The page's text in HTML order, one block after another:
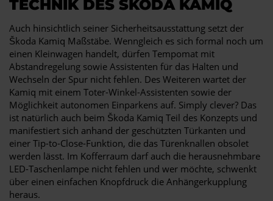
TECHNIK DES ŠKODA KAMIQ
Auch hinsichtlich seiner Sicherheitsausstattung setzt der
Škoda Kamiq Maßstäbe. Wenngleich es sich formal noch um
einen Kleinwagen handelt, dürfen Tempomat mit
Abstandregelung sowie Assistenten für das Halten und
Wechseln der Spur nicht fehlen. Des Weiteren wartet der
Kamiq mit einem Toter-Winkel-Assistenten sowie der
Möglichkeit autonomen Einparkens auf. Simply clever? Das
ist natürlich auch beim Škoda Kamiq Teil des Konzepts und
manifestiert sich anhand der geschützten Türkanten und
einer Tip-to-Close-Funktion, die das Türenknallen obsolet
werden lässt. Im Kofferraum darf auch die herausnehmbare
LED-Taschenlampe nicht fehlen und wer möchte, schwenkt
über einen einfachen Knopfdruck die Anhängerkupplung
heraus.